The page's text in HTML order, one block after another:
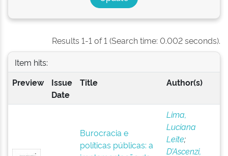
Results 1-1 of 1 (Search time: 0.002 seconds).
Item hits:
Preview
Issue
Date
Title Author(s)
Burocracia e
políticas públicas: a
Lima,
Luciana
Leite;
D’Ascenzi,